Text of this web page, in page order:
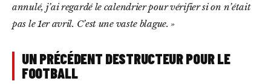
annulé, j’ai regardé le calendrier pour vérifier si on n’était
pas le 1er avril. C’est une vaste blague. »
UN PRÉCÉDENT DESTRUCTEUR POUR LE
FOOTBALL